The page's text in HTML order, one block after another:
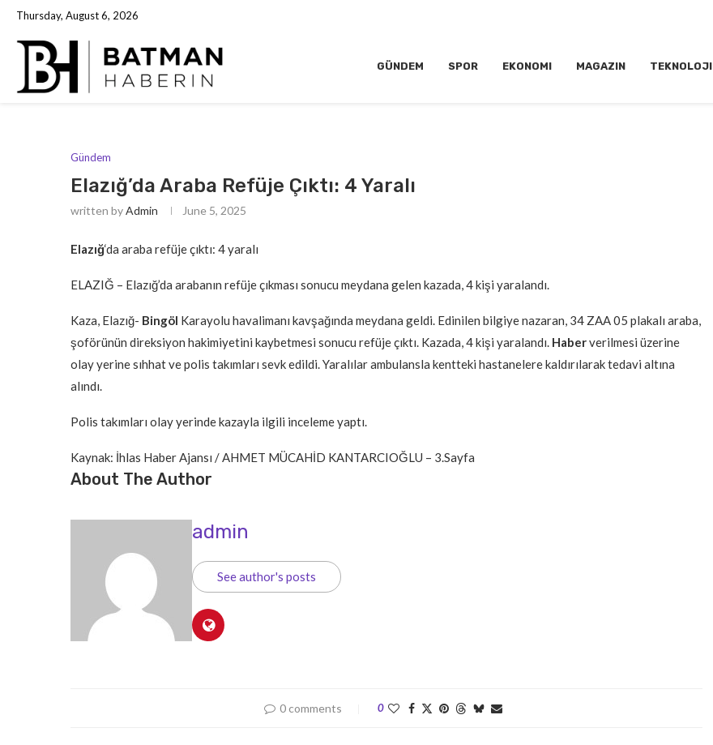
Thursday, August 6, 2026
GÜNDEM SPOR EKONOMI MAGAZIN TEKNOLOJI
Gündem
Elazığ’da Araba Refüje Çıktı: 4 Yaralı
written byAdmin June 5, 2025
Elazığ‘da araba refüje çıktı: 4 yaralı
ELAZIĞ – Elazığ’da arabanın refüje çıkması sonucu meydana gelen kazada, 4 kişi yaralandı.
Kaza, Elazığ- Bingöl Karayolu havalimanı kavşağında meydana geldi. Edinilen bilgiye nazaran, 34 ZAA 05 plakalı araba,
şoförünün direksiyon hakimiyetini kaybetmesi sonucu refüje çıktı. Kazada, 4 kişi yaralandı. Haberverilmesi üzerine
olay yerine sıhhat ve polis takımları sevk edildi. Yaralılar ambulansla kentteki hastanelere kaldırılarak tedavi altına
alındı.
Polis takımları olay yerinde kazayla ilgili inceleme yaptı.
Kaynak: İhlas Haber Ajansı / AHMET MÜCAHİD KANTARCIOĞLU – 3.Sayfa
About The Author
admin
See author's posts
0 comments 0